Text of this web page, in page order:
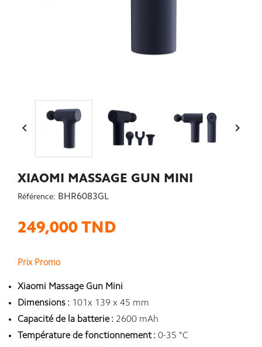
 
XIAOMI MASSAGE GUN MINI
Référence: BHR6083GL
249,000 TND
Prix Promo
Xiaomi Massage Gun Mini
Dimensions : 101x 139 x 45 mm
Capacité de la batterie : 2600 mAh
Température de fonctionnement : 0-35 °C